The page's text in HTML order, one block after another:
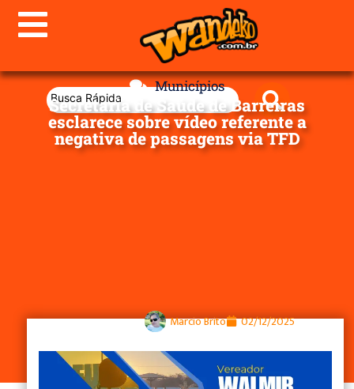
Municípios
Secretaria de Saúde de Barreiras
esclarece sobre vídeo referente a
negativa de passagens via TFD
Marcio Brito 02/12/2025